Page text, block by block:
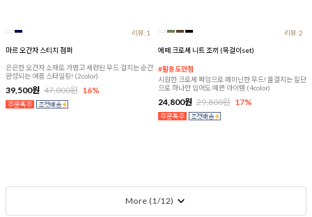
리뷰:1
마르 오간자 스티치 점퍼
은은한 오간자 소재로 가볍고 세련된 무드 걸치는 순간
완성되는 여름 스타일링! (2color)
39,500원 47,000원 16%
리뷰:2
에떼 크로셰 니트 조끼 (목걸이set)
#활용도만점
시원한 크로셰 짜임으로 페미닌한 무드! 물결지는 밑단
으로 하나만 입어도 예쁜 아이템 (4color)
24,800원 29,800원 17%
More (1/12)